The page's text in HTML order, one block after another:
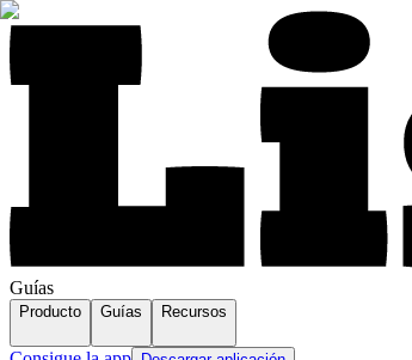
Guías
Producto Guías Recursos